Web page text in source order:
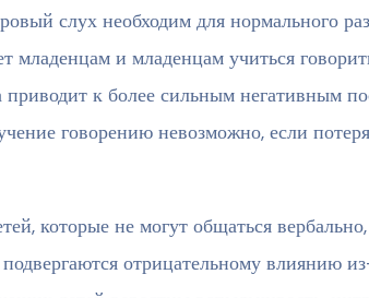
слух необходим для нормального
младенцам и младенцам учиться
к более сильным негативным
говорению невозможно, если
которые не могут общаться
отрицательному влиянию